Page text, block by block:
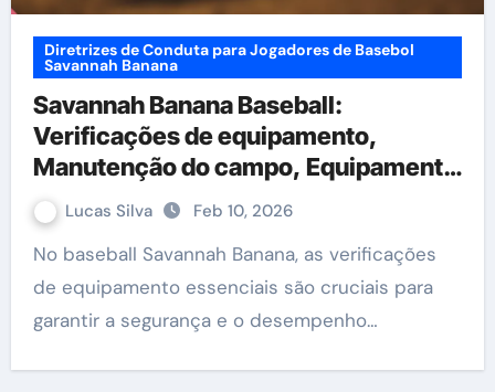
Diretrizes de Conduta para Jogadores de Basebol
Savannah Banana
Savannah Banana Baseball:
Verificações de equipamento,
Manutenção do campo, Equipamento
de segurança
Lucas Silva Feb 10, 2026
No baseball Savannah Banana, as verificações
de equipamento essenciais são cruciais para
garantir a segurança e o desempenho…